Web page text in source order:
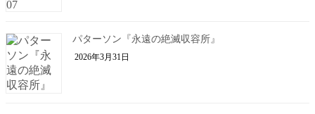
パターソン『永遠の絶滅収容所』
2026年3月31日